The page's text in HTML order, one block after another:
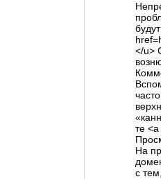
</u>
те
На
с